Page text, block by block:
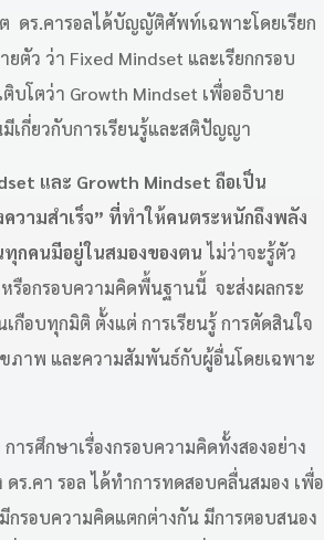
ดร.คารอลได้บัญญัติศัพท์เฉพาะโดยเรียก
ตัว ว่า Fixed Mindset และเรียกกรอบ
ติบโตว่า Growth Mindset เพื่ออธิบาย
เกี่ยวกับการเรียนรู้และสติปัญญา
และ Growth Mindset ถือเป็น
วามสำเร็จ” ที่ทำให้คนตระหนักถึงพลัง
ทุกคนมีอยู่ในสมองของตน ไม่ว่าจะรู้ตัว
รือกรอบความคิดพื้นฐานนี้ จะส่งผลกระ
กือบทุกมิติ ตั้งแต่ การเรียนรู้ การตัดสินใจ
ภาพ และความสัมพันธ์กับผู้อื่นโดยเฉพาะ
ารศึกษาเรื่องกรอบความคิดทั้งสองอย่าง
ร.คา รอล ได้ทำการทดสอบคลื่นสมอง เพื่อ
รอบความคิดแตกต่างกัน มีการตอบสนอง